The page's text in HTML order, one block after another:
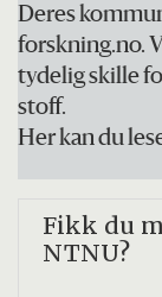
Deres
forskning.no.
tydelig skille
stoff.
Her kan du
Fikk du
NTNU?